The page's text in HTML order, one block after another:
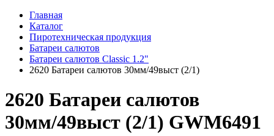
Главная
Каталог
Пиротехническая продукция
Батареи салютов
Батареи салютов Classic 1.2"
2620 Батареи салютов 30мм/49выст (2/1)
2620 Батареи салютов
30мм/49выст (2/1) GWM6491